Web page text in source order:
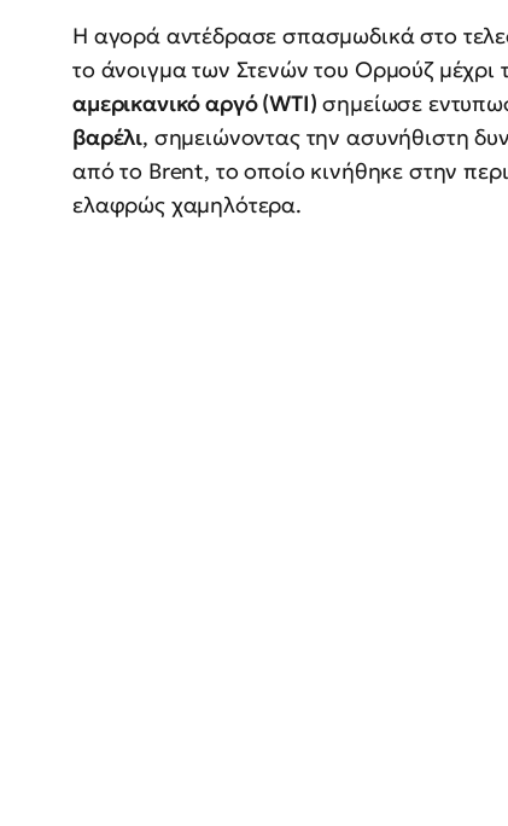
Η αγορά αντέδρασε σπασμωδικά στο
το άνοιγμα των Στενών του Ορμούζ
αμερικανικό αργό (WTI) σημείωσε
βαρέλι, σημειώνοντας την ασυνήθιστη
από το Brent, το οποίο κινήθηκε στην
ελαφρώς χαμηλότερα.